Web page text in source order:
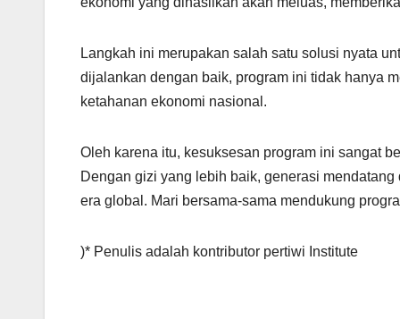
Langkah ini merupakan salah satu solusi nyata
dijalankan dengan baik, program ini tidak hanya
ketahanan ekonomi nasional.
Oleh karena itu, kesuksesan program ini sangat
Dengan gizi yang lebih baik, generasi
era global. Mari bersama-sama mendukung
)* Penulis adalah kontributor pertiwi Institute